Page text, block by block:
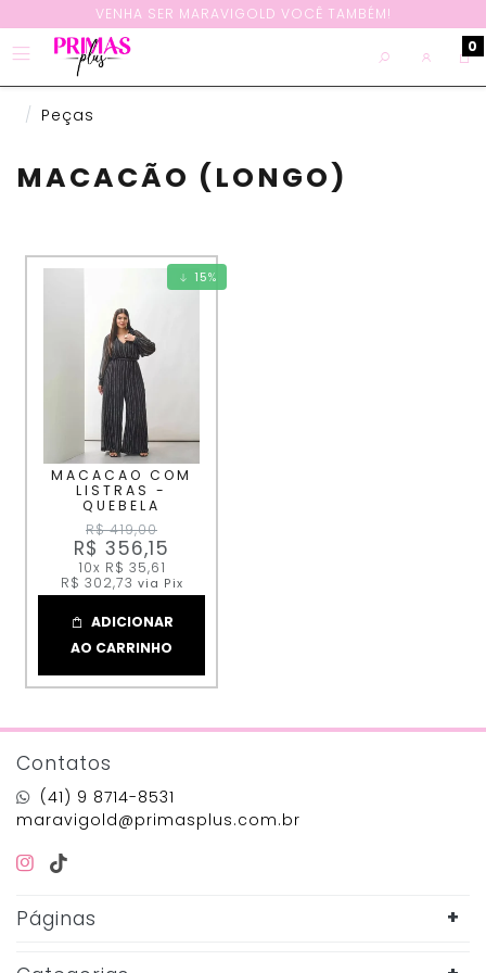
VENHA SER MARAVIGOLD VOCÊ TAMBÉM!
0
Peças
MACACÃO (LONGO)
15%
MACACAO COM
LISTRAS -
QUEBELA
R$ 419,00
R$ 356,15
10x R$ 35,61
R$ 302,73 via Pix
ADICIONAR
AO CARRINHO
Contatos
(41) 9 8714-8531
maravigold@primasplus.com.br
Páginas